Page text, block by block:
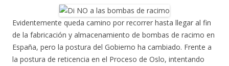
Evidentemente queda camino por recorrer hasta llegar al fin
de la fabricación y almacenamiento de bombas de racimo en
España, pero la postura del Gobierno ha cambiado. Frente a
la postura de reticencia en el Proceso de Oslo, intentando